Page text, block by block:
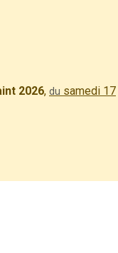
2026, du samedi 17